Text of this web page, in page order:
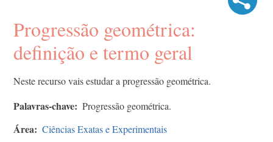
Progressão geométrica:
definição e termo geral
Neste recurso vais estudar a progressão geométrica.
Palavras-chave Progressão geométrica.
Área Ciências Exatas e Experimentais